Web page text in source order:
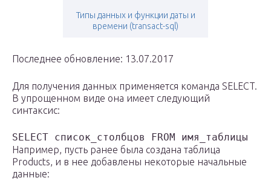
Типы данных и функции даты и
времени (transact-sql)
Последнее обновление: 13.07.2017
Для получения данных применяется команда SELECT.
В упрощенном виде она имеет следующий
синтаксис:
SELECT список_столбцов FROM имя_таблицы
Например, пусть ранее была создана таблица
Products, и в нее добавлены некоторые начальные
данные: